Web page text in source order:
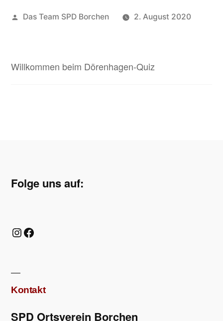
Veröffentlicht
Das Team SPD Borchen 2. August 2020
Willkommen beim Dörenhagen-Quiz
Folge uns auf:
Instagram
Facebook
Kontakt
SPD Ortsverein Borchen